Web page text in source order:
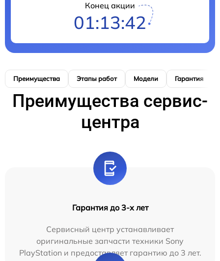
Конец акции
01:13:41
Преимущества Этапы работ Модели Гарантия
Преимущества сервис-
центра
Гарантия до 3-х лет
Сервисный центр устанавливает
оригинальные запчасти техники Sony
PlayStation и предоставляет гарантию до 3 лет.